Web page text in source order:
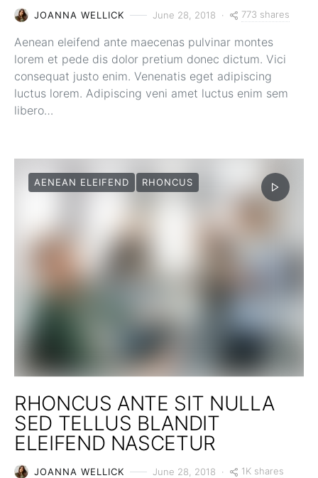
JOANNA WELLICK June 28, 2018 773 shares
Aenean eleifend ante maecenas pulvinar montes
lorem et pede dis dolor pretium donec dictum. Vici
consequat justo enim. Venenatis eget adipiscing
luctus lorem. Adipiscing veni amet luctus enim sem
libero…
AENEAN ELEIFEND RHONCUS
RHONCUS ANTE SIT NULLA
SED TELLUS BLANDIT
ELEIFEND NASCETUR
JOANNA WELLICK June 28, 2018 1K shares